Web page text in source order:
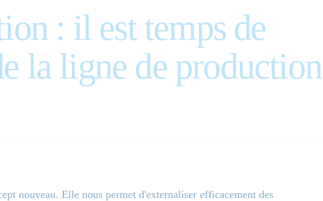
: il est temps de
la ligne de production
nouveau. Elle nous permet d'externaliser efficacement des